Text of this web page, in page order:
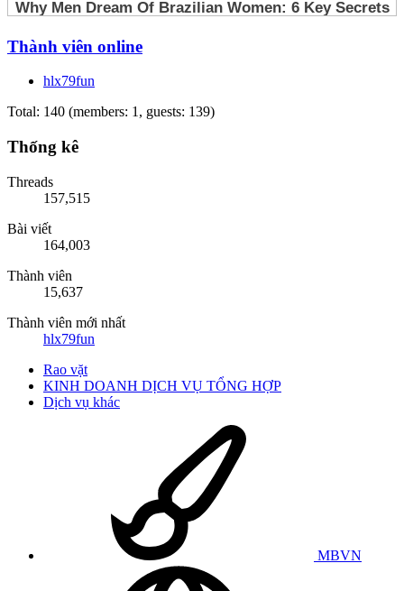
Thành viên online
hlx79fun
Total: 140 (members: 1, guests: 139)
Thống kê
Threads
157,515
Bài viết
164,003
Thành viên
15,637
Thành viên mới nhất
hlx79fun
Rao vặt
KINH DOANH DỊCH VỤ TỔNG HỢP
Dịch vụ khác
MBVN